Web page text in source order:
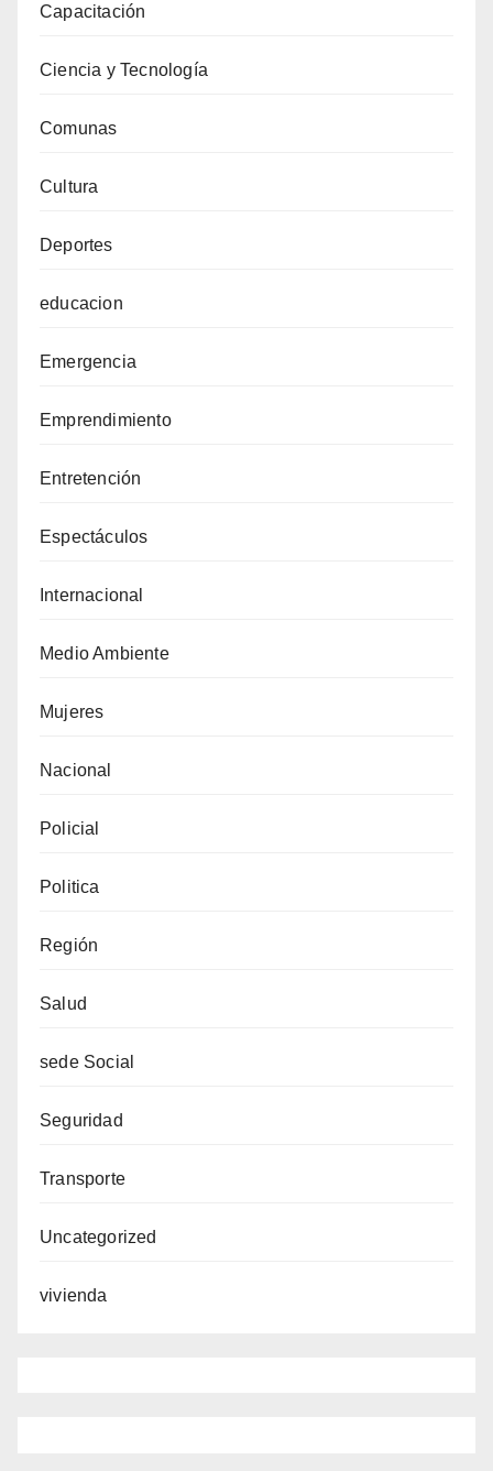
Capacitación
Ciencia y Tecnología
Comunas
Cultura
Deportes
educacion
Emergencia
Emprendimiento
Entretención
Espectáculos
Internacional
Medio Ambiente
Mujeres
Nacional
Policial
Politica
Región
Salud
sede Social
Seguridad
Transporte
Uncategorized
vivienda